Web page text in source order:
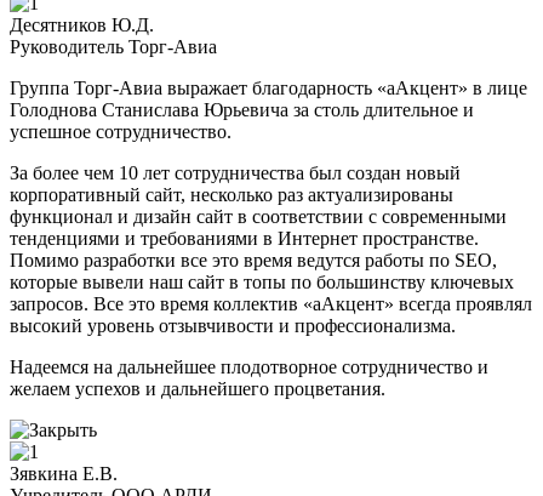
Десятников Ю.Д.
Руководитель Торг-Авиа
Группа Торг-Авиа выражает благодарность «аАкцент» в лице
Голоднова Станислава Юрьевича за столь длительное и
успешное сотрудничество.
За более чем 10 лет сотрудничества был создан новый
корпоративный сайт, несколько раз актуализированы
функционал и дизайн сайт в соответствии с современными
тенденциями и требованиями в Интернет пространстве.
Помимо разработки все это время ведутся работы по SEO,
которые вывели наш сайт в топы по большинству ключевых
запросов. Все это время коллектив «аАкцент» всегда проявлял
высокий уровень отзывчивости и профессионализма.
Надеемся на дальнейшее плодотворное сотрудничество и
желаем успехов и дальнейшего процветания.
Зявкина Е.В.